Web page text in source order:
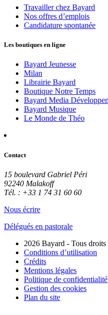
Travailler chez Bayard
Nos offres d’emplois
Candidature spontanée
Les boutiques en ligne
Bayard Jeunesse
Milan
Librairie Bayard
Boutique Notre Temps
Bayard Media
Bayard Musique
Le Monde de Théo
Contact
15 boulevard Gabriel Péri
92240 Malakoff
Tél. : +33 1 74 31 60 60
Nous écrire
Délégués en pastorale
2026 Bayard - Tous droits
Conditions d’utilisation
Crédits
Mentions légales
Politique de confidentialité
Gestion des cookies
Plan du site